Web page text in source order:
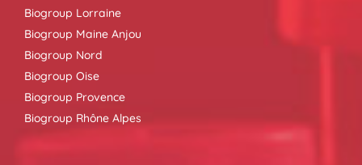
Biogroup Lorraine
Biogroup Maine Anjou
Biogroup Nord
Biogroup Oise
Biogroup Provence
Biogroup Rhône Alpes